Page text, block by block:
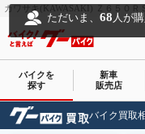
ただいま、68 人が
バイクを
探す
新車
販売店
バイク買取